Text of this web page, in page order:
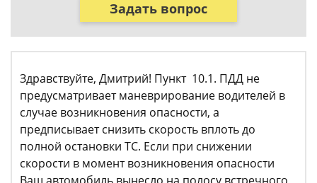
Задать вопрос
Здравствуйте, Дмитрий! Пункт 10.1. ПДД не
предусматривает маневрирование водителей в
случае возникновения опасности, а
предписывает снизить скорость вплоть до
полной остановки ТС. Если при снижении
скорости в момент возникновения опасности